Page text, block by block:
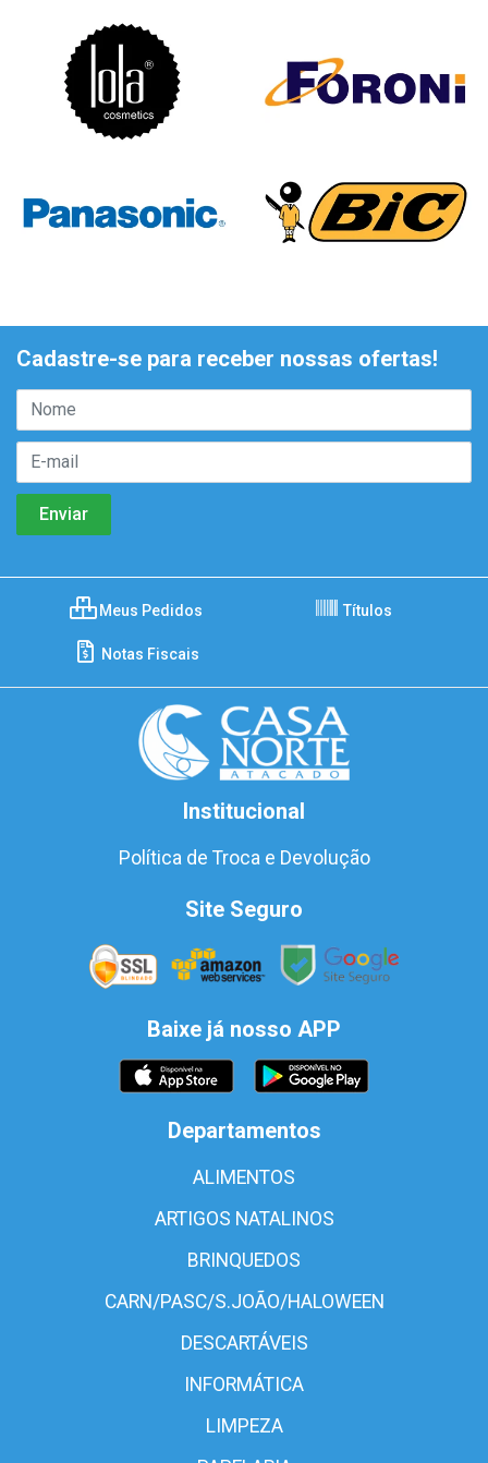
Cadastre-se para receber nossas ofertas!
Meus Pedidos Títulos
Notas Fiscais
Institucional
Política de Troca e Devolução
Site Seguro
Baixe já nosso APP
Departamentos
ALIMENTOS
ARTIGOS NATALINOS
BRINQUEDOS
CARN/PASC/S.JOÃO/HALOWEEN
DESCARTÁVEIS
INFORMÁTICA
LIMPEZA